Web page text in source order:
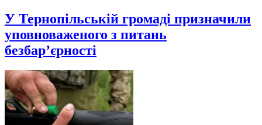
У Тернопільській громаді призначили
уповноваженого з питань
безбар’єрності